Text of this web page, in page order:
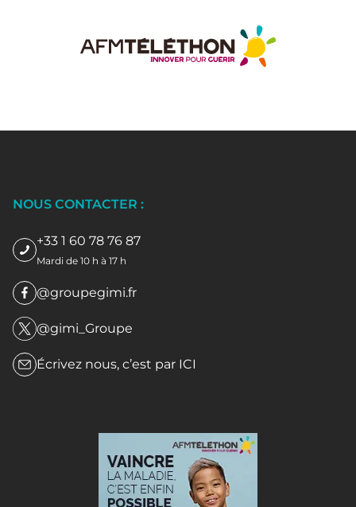
NOUS CONTACTER :
+33 1 60 78 76 87
Mardi de 10 h à 17 h
@groupegimi.fr
@gimi_Groupe
Écrivez nous, c’est par ICI